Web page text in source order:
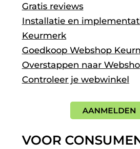
Gratis reviews
Installatie en
Keurmerk
Goedkoop Webshop
Overstappen naar
Controleer je webwinkel
AANMELDEN
VOOR